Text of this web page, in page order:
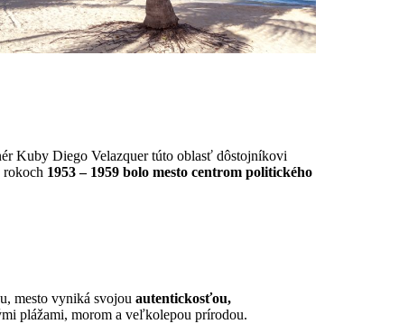
Kuby Diego Velazquer túto oblasť dôstojníkovi
rokoch 1953 – 1959 bolo mesto centrom politického
mesto vyniká svojou autentickosťou,
plážami, morom a veľkolepou prírodou.